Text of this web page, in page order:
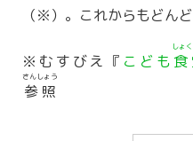
（※）。これからもどん
※むすびえ『 こども食
しょ
参照
さんしょう